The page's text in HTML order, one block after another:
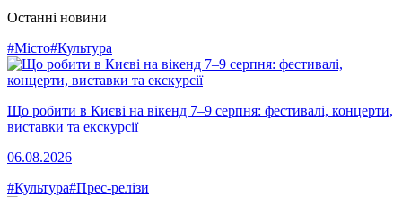
Останні новини
#Місто#Культура
Що робити в Києві на вікенд 7–9 серпня: фестивалі, концерти,
виставки та екскурсії
06.08.2026
#Культура#Прес-релізи